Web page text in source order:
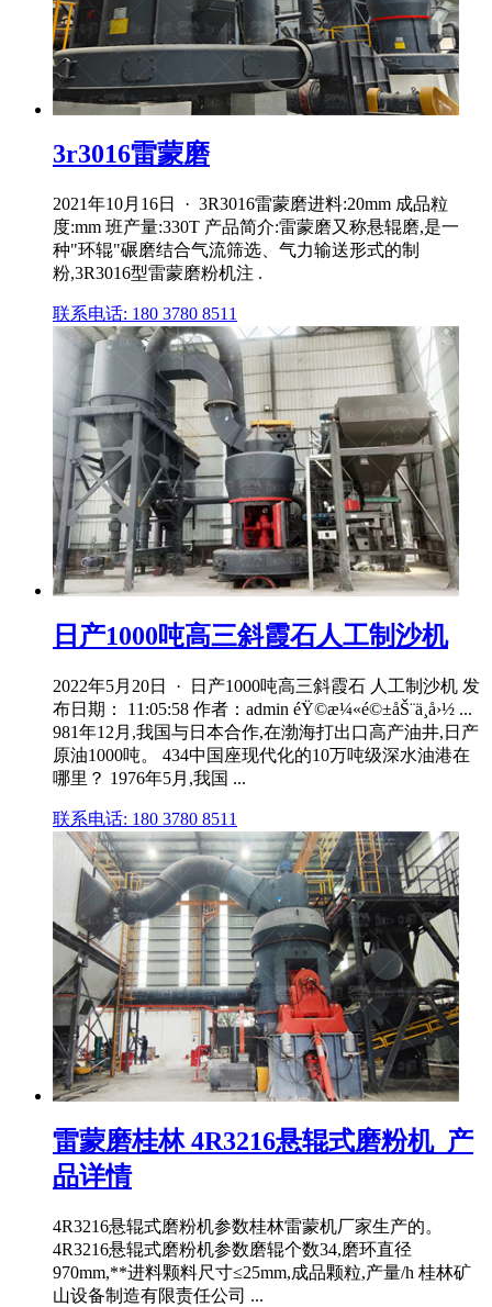
3r3016雷蒙磨
2021年10月16日 · 3R3016雷蒙磨进料:20mm 成品粒
度:mm 班产量:330T 产品简介:雷蒙磨又称悬辊磨,是一
种"环辊"碾磨结合气流筛选、气力输送形式的制
粉,3R3016型雷蒙磨粉机注 .
联系电话: 180 3780 8511
日产1000吨高三斜霞石人工制沙机
2022年5月20日 · 日产1000吨高三斜霞石 人工制沙机 发
布日期： 11:05:58 作者：admin éŸ©æ¼«é©±åŠ¨ä¸­å›½ ...
981年12月,我国与日本合作,在渤海打出口高产油井,日产
原油1000吨。 434中国座现代化的10万吨级深水油港在
哪里？ 1976年5月,我国 ...
联系电话: 180 3780 8511
雷蒙磨桂林 4R3216悬辊式磨粉机_产
品详情
4R3216悬辊式磨粉机参数桂林雷蒙机厂家生产的。
4R3216悬辊式磨粉机参数磨辊个数34,磨环直径
970mm,**进料颗料尺寸≤25mm,成品颗粒,产量/h 桂林矿
山设备制造有限责任公司 ...